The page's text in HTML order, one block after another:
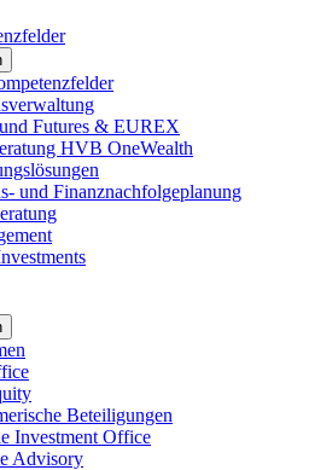
Futures & EUREX
HVB OneWealth
und Finanznachfolgeplanung
Beteiligungen
Investment Office
Advisory